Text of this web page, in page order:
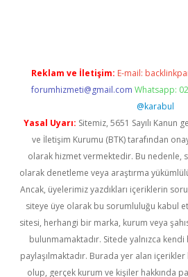
Reklam ve İletişim: E-mail:
forumhizmeti@gmail.com Whatsapp:
@karabul
Yasal Uyarı: Sitemiz, 5651 Sayılı Kanun
ve İletişim Kurumu (BTK) tarafından
olarak hizmet vermektedir. Bu nedenle,
olarak denetleme veya araştırma
Ancak, üyelerimiz yazdıkları içeriklerin
siteye üye olarak bu sorumluluğu kabul
sitesi, herhangi bir marka, kurum veya
bulunmamaktadır. Sitede yalnızca kendi
paylaşılmaktadır. Burada yer alan
olup, gerçek kurum ve kişiler hakkında